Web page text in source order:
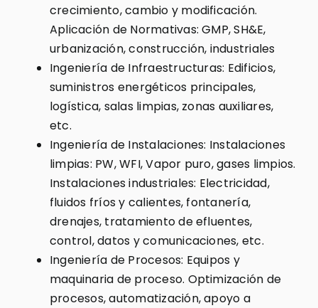
crecimiento, cambio y modificación.
Aplicación de Normativas: GMP, SH&E,
urbanización, construcción, industriales
Ingeniería de Infraestructuras: Edificios,
suministros energéticos principales,
logística, salas limpias, zonas auxiliares,
etc.
Ingeniería de Instalaciones: Instalaciones
limpias: PW, WFI, Vapor puro, gases limpios.
Instalaciones industriales: Electricidad,
fluidos fríos y calientes, fontanería,
drenajes, tratamiento de efluentes,
control, datos y comunicaciones, etc.
Ingeniería de Procesos: Equipos y
maquinaria de proceso. Optimización de
procesos, automatización, apoyo a